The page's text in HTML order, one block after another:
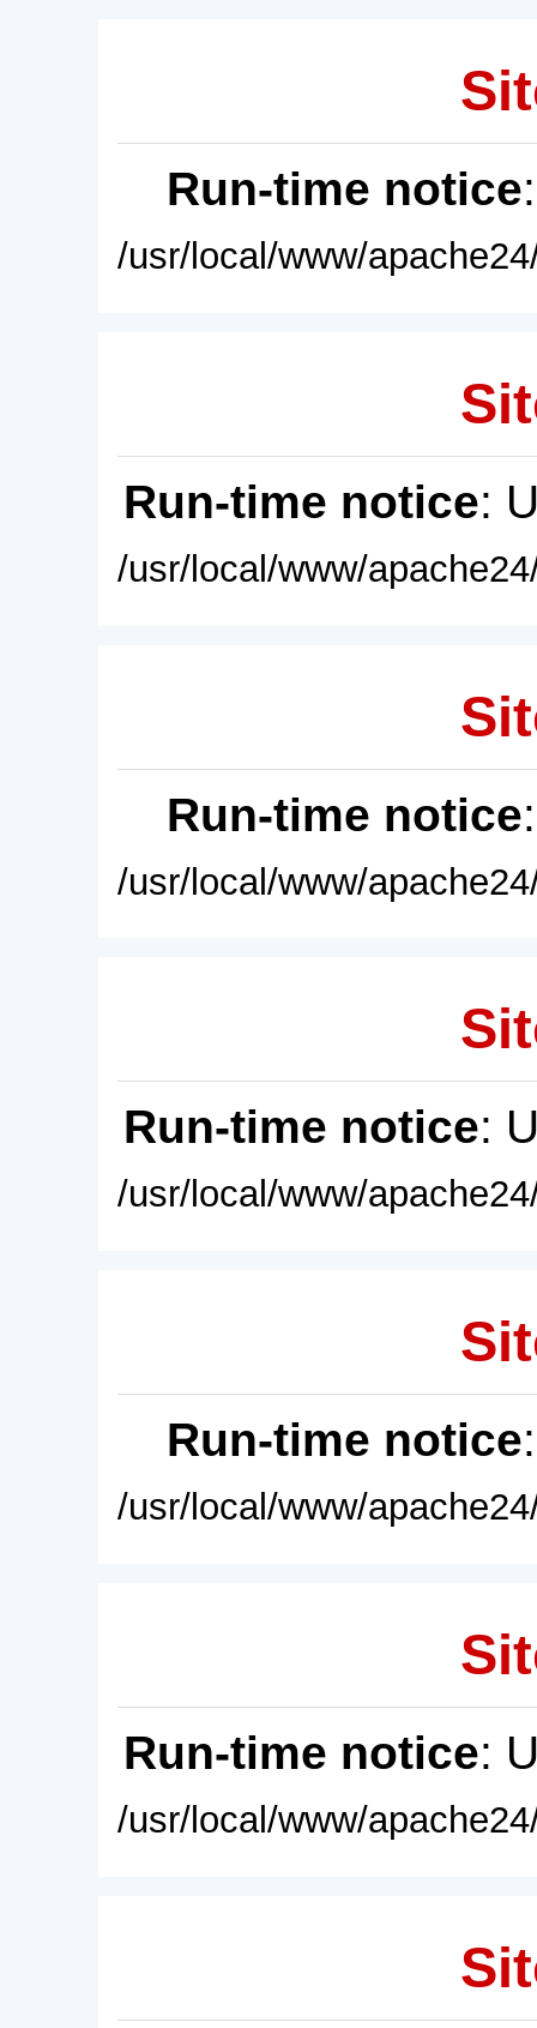
Run-time notice
/usr/local/www/
Run-time notice:
/usr/local/www/
Run-time notice
/usr/local/www/
Run-time notice:
/usr/local/www/
Run-time notice
/usr/local/www/
Run-time notice:
/usr/local/www/